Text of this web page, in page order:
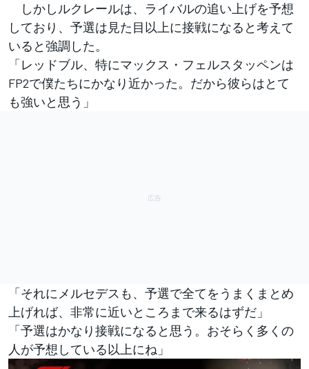
しかしルクレールは、ライバルの追い上げを予想
しており、予選は見た目以上に接戦になると考えて
いると強調した。
「レッドブル、特にマックス・フェルスタッペンは
FP2で僕たちにかなり近かった。だから彼らはとて
も強いと思う」
「それにメルセデスも、予選で全てをうまくまとめ
上げれば、非常に近いところまで来るはずだ」
「予選はかなり接戦になると思う。おそらく多くの
人が予想している以上にね」